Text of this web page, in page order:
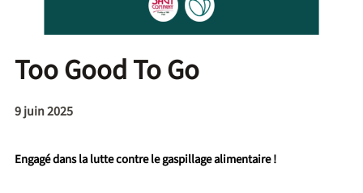
Too Good To Go
9 juin 2025
Engagé dans la lutte contre le gaspillage alimentaire !